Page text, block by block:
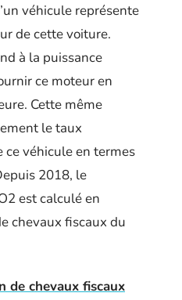
véhicule représente
de cette voiture.
à la puissance
ce moteur en
Cette même
le taux
ce véhicule en termes
2018, le
est calculé en
chevaux fiscaux du
de chevaux fiscaux